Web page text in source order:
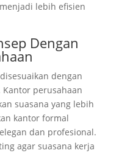
lebih efisien
Dengan
dengan
perusahaan
suasana yang lebih
kantor formal
dan profesional.
agar suasana kerja